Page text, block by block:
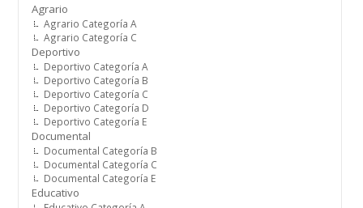
Agrario
Agrario Categoría A
Agrario Categoría C
Deportivo
Deportivo Categoría A
Deportivo Categoría B
Deportivo Categoría C
Deportivo Categoría D
Deportivo Categoría E
Documental
Documental Categoría B
Documental Categoría C
Documental Categoría E
Educativo